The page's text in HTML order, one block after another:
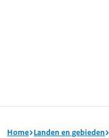
Home Landen en gebieden